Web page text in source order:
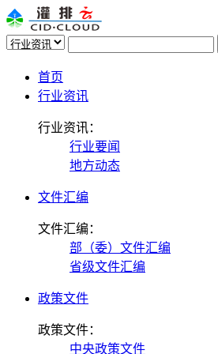
首页
行业资讯
行业资讯：
行业要闻
地方动态
文件汇编
文件汇编：
部（委）文件汇编
省级文件汇编
政策文件
政策文件：
中央政策文件